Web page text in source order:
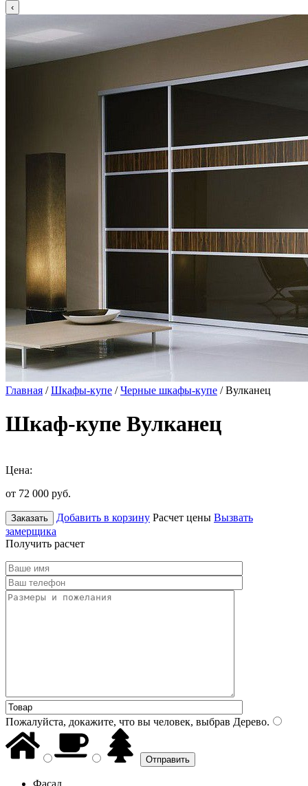
Главная /Шкафы-купе /Черные шкафы-купе / Вулканец
Шкаф-купе Вулканец
Цена:
от 72 000 руб.
Заказать Добавить в корзину Расчет цены Вызвать
замерщика
Получить расчет
Пожалуйста, докажите, что вы человек, выбрав Дерево.
Фасад